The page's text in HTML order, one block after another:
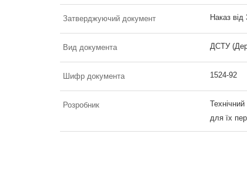
Затверджуючий документ Наказ
Вид документа ДСТУ
Шифр документа 1524-92
Розробник
для їх